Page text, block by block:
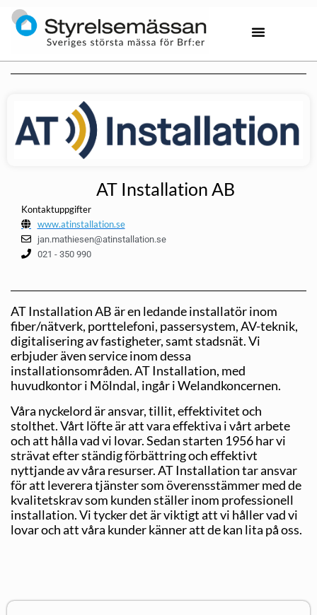
AT Installation AB
Kontaktuppgifter
www.atinstallation.se
jan.mathiesen@atinstallation.se
021 - 350 990
AT Installation AB är en ledande installatör inom
fiber/nätverk, porttelefoni, passersystem, AV-teknik,
digitalisering av fastigheter, samt stadsnät. Vi
erbjuder även service inom dessa
installationsområden. AT Installation, med
huvudkontor i Mölndal, ingår i Welandkoncernen.
Våra nyckelord är ansvar, tillit, effektivitet och
stolthet. Vårt löfte är att vara effektiva i vårt arbete
och att hålla vad vi lovar. Sedan starten 1956 har vi
strävat efter ständig förbättring och effektivt
nyttjande av våra resurser. AT Installation tar ansvar
för att leverera tjänster som överensstämmer med de
kvalitetskrav som kunden ställer inom professionell
installation. Vi tycker det är viktigt att vi håller vad vi
lovar och att våra kunder känner att de kan lita på oss.